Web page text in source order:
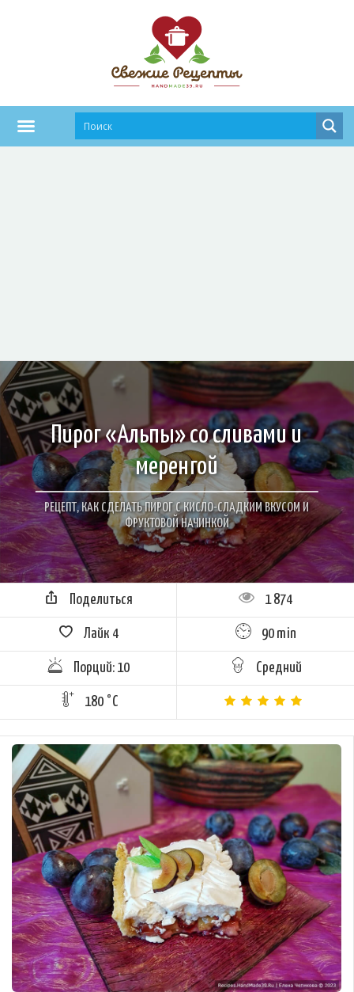
Пирог «Альпы» со сливами и
меренгой
РЕЦЕПТ, КАК СДЕЛАТЬ ПИРОГ С КИСЛО-СЛАДКИМ ВКУСОМ И
ФРУКТОВОЙ НАЧИНКОЙ
Поделиться 1 874
Лайк 4 90 min
Порций: 10 Средний
180 °C